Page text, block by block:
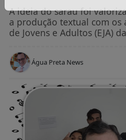
A ideia do sarau foi
a produção textual com os
de Jovens e Adultos (EJA)
Água Preta News